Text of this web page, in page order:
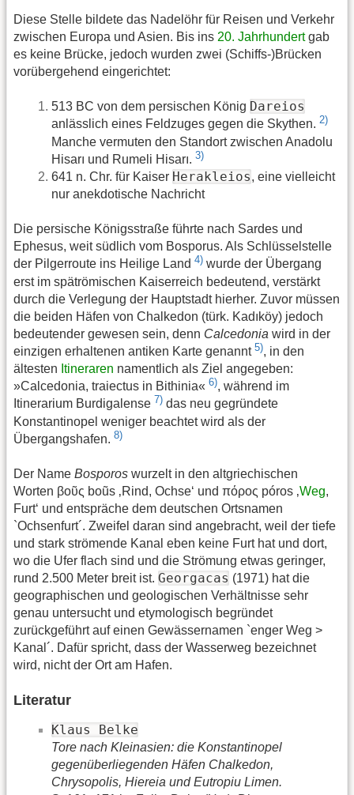
Diese Stelle bildete das Nadelöhr für Reisen und Verkehr
zwischen Europa und Asien. Bis ins 20. Jahrhundertgab
es keine Brücke, jedoch wurden zwei (Schiffs-)Brücken
vorübergehend eingerichtet:
513 BC von dem persischen König Dareios
anlässlich eines Feldzuges gegen die Skythen. 2)
Manche vermuten den Standort zwischen Anadolu
Hisarı und Rumeli Hisarı. 3)
641 n. Chr. für Kaiser Herakleios, eine vielleicht
nur anekdotische Nachricht
Die persische Königsstraße führte nach Sardes und
Ephesus, weit südlich vom Bosporus. Als Schlüsselstelle
der Pilgerroute ins Heilige Land 4) wurde der Übergang
erst im spätrömischen Kaiserreich bedeutend, verstärkt
durch die Verlegung der Hauptstadt hierher. Zuvor müssen
die beiden Häfen von Chalkedon (türk. Kadıköy) jedoch
bedeutender gewesen sein, denn Calcedonia wird in der
einzigen erhaltenen antiken Karte genannt 5), in den
ältesten Itineraren namentlich als Ziel angegeben:
»Calcedonia, traiectus in Bithinia« 6), während im
Itinerarium Burdigalense 7) das neu gegründete
Konstantinopel weniger beachtet wird als der
Übergangshafen. 8)
Der Name Bosporos wurzelt in den altgriechischen
Worten βοῦς boũs ‚Rind, Ochse‘ und πόρος póros ‚Weg,
Furt‘ und entspräche dem deutschen Ortsnamen
`Ochsenfurt´. Zweifel daran sind angebracht, weil der tiefe
und stark strömende Kanal eben keine Furt hat und dort,
wo die Ufer flach sind und die Strömung etwas geringer,
rund 2.500 Meter breit ist. Georgacas (1971) hat die
geographischen und geologischen Verhältnisse sehr
genau untersucht und etymologisch begründet
zurückgeführt auf einen Gewässernamen `enger Weg >
Kanal´. Dafür spricht, dass der Wasserweg bezeichnet
wird, nicht der Ort am Hafen.
Literatur
Klaus Belke
Tore nach Kleinasien: die Konstantinopel
gegenüberliegenden Häfen Chalkedon,
Chrysopolis, Hiereia und Eutropiu Limen.